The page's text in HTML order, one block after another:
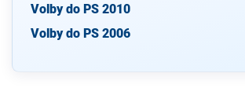
Volby do PS 2010
Volby do PS 2006